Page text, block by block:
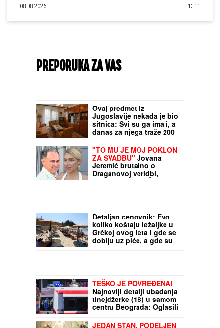
08.08.2026 13:11
PREPORUKA ZA VAS
Ovaj predmet iz
Jugoslavije nekada je bio
sitnica: Svi su ga imali, a
danas za njega traže 200
Draganovoj veridbi,
DETALJIMA VENČANJA
SA TIGROM, žestoko
preti:"Nisam ušla u
pekaru da pravim kiflice"
(VIDEO)